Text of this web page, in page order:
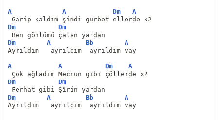
A A Dm
A
Garip kaldım şimdi gurbet ellerde x2
Dm
Dm
Ben gönlümü çalan yardan
Dm
A Bb
A
Ayrıldım   ayrıldım  ayrıldım vay
A A Dm
A
Çok ağladım Mecnun gibi çöllerde x2
Dm
Dm
Ferhat gibi Şîrin yardan
Dm
A Bb
A
Ayrıldım   ayrıldım  ayrıldım vay